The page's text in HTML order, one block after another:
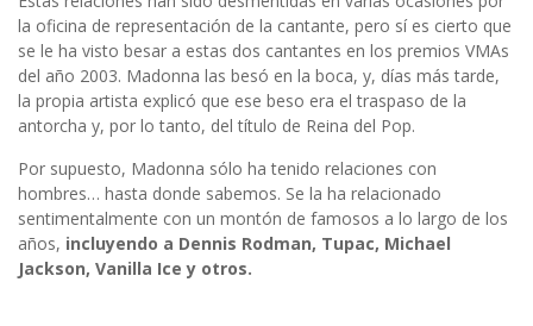
la oficina de representación de la cantante, pero sí es cierto que
se le ha visto besar a estas dos cantantes en los premios VMAs
del año 2003. Madonna las besó en la boca, y, días más tarde,
la propia artista explicó que ese beso era el traspaso de la
antorcha y, por lo tanto, del título de Reina del Pop.
Por supuesto, Madonna sólo ha tenido relaciones con
hombres… hasta donde sabemos. Se la ha relacionado
sentimentalmente con un montón de famosos a lo largo de los
años, incluyendo a Dennis Rodman, Tupac, Michael
Jackson, Vanilla Ice y otros.